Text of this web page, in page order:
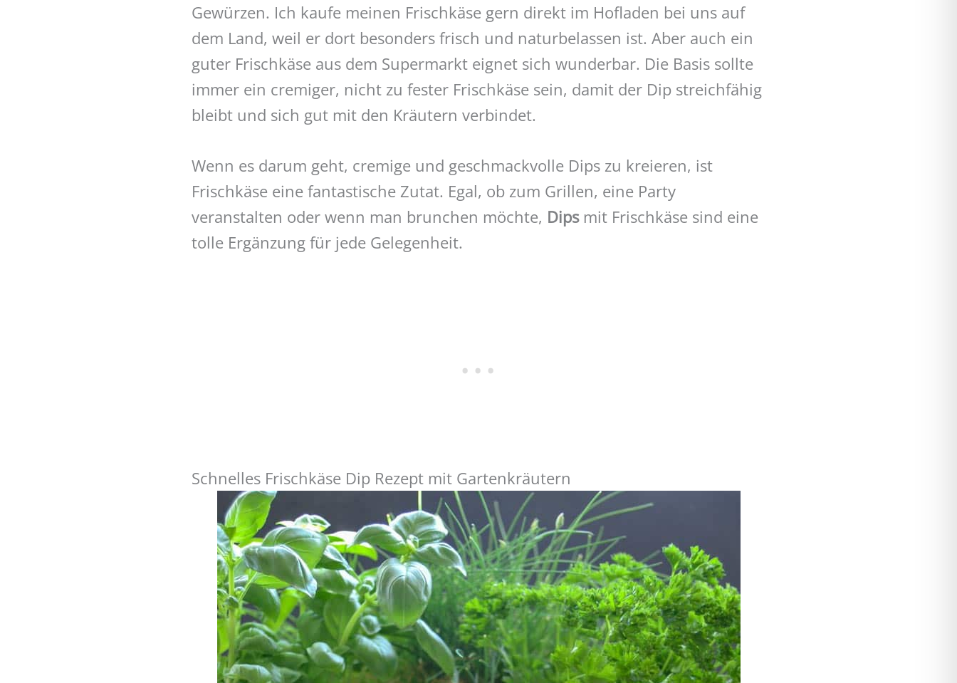
Gewürzen. Ich kaufe meinen Frischkäse gern direkt im Hofladen bei uns auf
dem Land, weil er dort besonders frisch und naturbelassen ist. Aber auch ein
guter Frischkäse aus dem Supermarkt eignet sich wunderbar. Die Basis sollte
immer ein cremiger, nicht zu fester Frischkäse sein, damit der Dip streichfähig
bleibt und sich gut mit den Kräutern verbindet.
Wenn es darum geht, cremige und geschmackvolle Dips zu kreieren, ist
Frischkäse eine fantastische Zutat. Egal, ob zum Grillen, eine Party
veranstalten oder wenn man brunchen möchte, Dipsmit Frischkäse sind eine
tolle Ergänzung für jede Gelegenheit.
Schnelles Frischkäse Dip Rezept mit Gartenkräutern